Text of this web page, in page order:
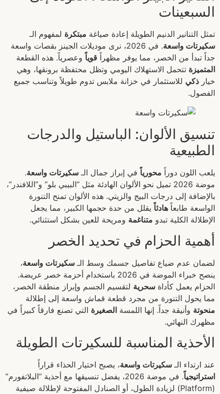
السبعينات
تمثل التنانير الدنيم الطويلة إعادة صياغة مبتكرة لمفهوم الـ
سكيرتات واسعة
. في 2026، نرى موديلات الجينز بقصات واسعة
جداً تبدأ من الخصر، مما يوفر مظهراً قوياً وعصرياً. هذه القطعة
المتميزة تتحمل الاستهلاك اليومي وتظل محتفظة برونقها، وهي
خيار ذكي للاستثمار في خزانة ملابس تدوم طويلاً وتناسب جميع
الفصول.
تنسيق الألوان: الباستيل والدرجات
الطبيعية
يلعب اللون دوراً محورياً في إبراز جمال الـ سكيرتات واسعة.
موضة 2026 تميل نحو الألوان الهادئة مثل “البيبي بلو” و”اللافندر”،
بالإضافة إلى درجات البيج والزيتي. هذه الألوان تمنح التنورة
الواسعة طابعاً هادئاً يقلل من حدة حجمها الكبير، مما يجعل
الإطلالة الكلية تبدو متناغمة ومريحة للعين بشكل استثنائي.
أهمية الحزام في تحديد الخصر
لضمان عدم ضياع تفاصيل جسمك وسط الـ سكيرتات واسعة،
ينصح خبراء الموضة في 2026 باستخدام أحزمة خصر عريضة.
الحزام يعمل كأداة سحرية لتقسيم الجسم وإبراز منطقة الخصر،
مما يحول التنورة من مجرد قطعة قماش واسعة إلى إطلالة
منحوتة وأنيقة جداً. إنها اللمسة الصغيرة التي تصنع فارقاً كبيراً في
مظهرك النهائي.
الأحذية المناسبة للسكيرتات الطويلة
عند ارتداء الـ سكيرتات واسعة، يصبح اختيار الحذاء قراراً
استراتيجياً
. في موضة 2026، يفضل تنسيقها مع أحذية “البلاتفورم”
(Platform) لزيادة الطول، أو الصنادل المفتوحة لإطلالة صيفية